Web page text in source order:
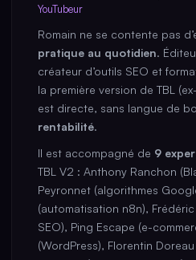
YouTubeur
Romain ne se contente pas
pratique au quotidien.
créateur d’outils SEO et
la première version de TBL
est directe, sans langue de
rentabilité.
Il est accompagné de 9
TBL V2 : Anthony Ranchon
Peyronnet (algorithmes
(automatisation n8n),
SEO), Ping Escape (e-
(WordPress), Florentin